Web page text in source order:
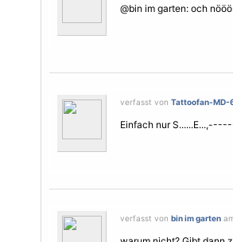
@bin im garten: och
verfasst von Tattoofan-MD-
Einfach nur
verfasst von bin im garten